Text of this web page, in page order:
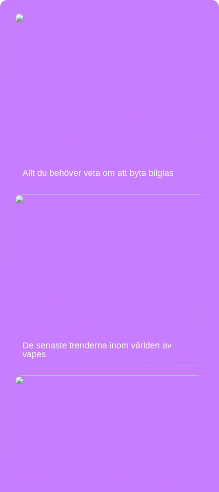
Allt du behöver veta om att byta bilglas
De senaste trenderna inom världen av
vapes